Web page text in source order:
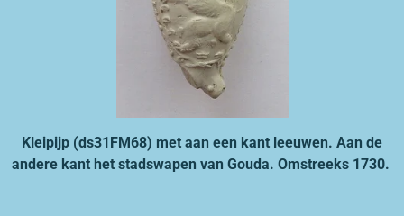
Kleipijp (ds31FM68) met aan een kant leeuwen. Aan de
andere kant het stadswapen van Gouda. Omstreeks 1730.